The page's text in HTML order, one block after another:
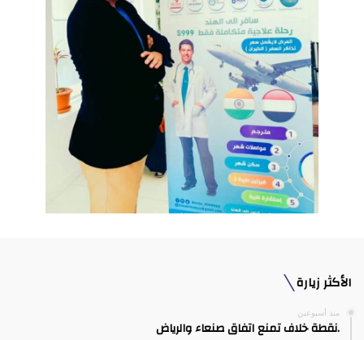
الأكثر زيارة
منذ أسبوعين
.نقطة خلاف تمنع اتفاق صنعاء والرياض